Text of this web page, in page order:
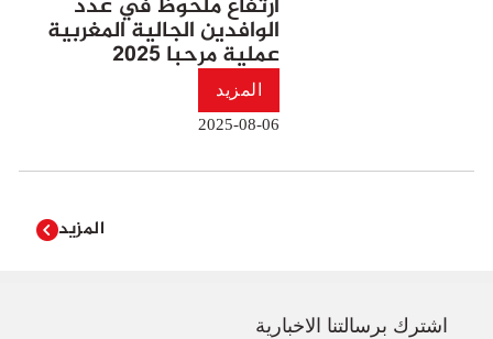
الوافدين الجالية المغربية
عملية مرحبا 2025
المزيد
2025-08-06
المزيد
اشترك برسالتنا الاخبارية